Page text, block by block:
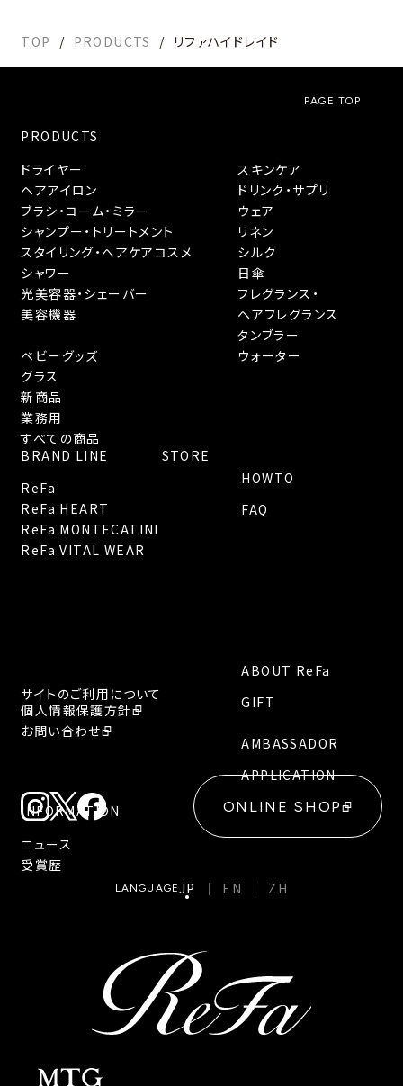
TOP PRODUCTS リファハイドレイド
PAGE TOP
PRODUCTS
ドライヤー
ヘアアイロン
ブラシ・コーム・ミラー
シャンプー・トリートメント
スタイリング・へアケアコスメ
シャワー
光美容器・シェーバー
美容機器
スキンケア
ドリンク・サプリ
ウェア
リネン
シルク
日傘
フレグランス・
ヘアフレグランス
タンブラー
ベビーグッズ
ウォーター
グラス
新商品
業務用
すべての商品
HOWTO
FAQ
BRAND LINE
ReFa
ReFa HEART
ReFa MONTECATINI
ReFa VITAL WEAR
STORE
INFORMATION
ニュース
受賞歴
ABOUT ReFa
GIFT
AMBASSADOR
APPLICATION
サイトのご利用について
個人情報保護方針
お問い合わせ
ONLINE SHOP
LANGUAGEJP EN ZH